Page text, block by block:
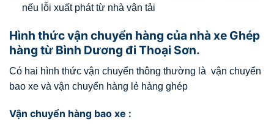
nếu lỗi xuất phát từ nhà vận tải
Hình thức vận chuyển hàng của nhà xe Ghép
hàng từ Bình Dương đi Thoại Sơn.
Có hai hình thức vận chuyển thông thường là vận chuyển
bao xe và vận chuyển hàng lẻ hàng ghép
Vận chuyển hàng bao xe :